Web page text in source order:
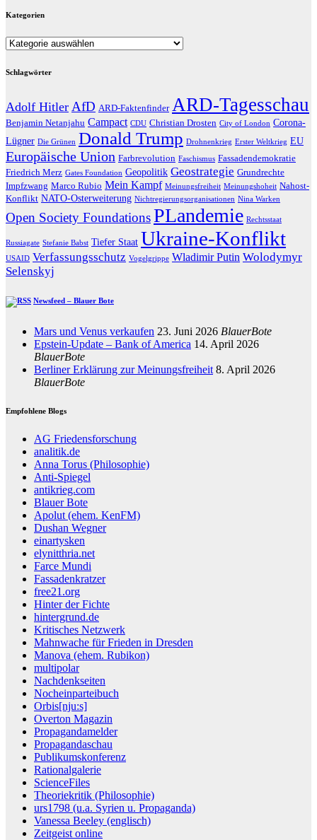
Kategorien
Kategorien
Schlagwörter
Adolf Hitler AfD ARD-Faktenfinder ARD-Tagesschau
Benjamin Netanjahu Campact CDU Christian Drosten City of London Corona-
Lügner Die Grünen Donald Trump Drohnenkrieg Erster Weltkrieg EU
Europäische Union Farbrevolution Faschismus Fassadendemokratie
Friedrich Merz Gates Foundation Geopolitik Geostrategie Grundrechte
Impfzwang Marco Rubio Mein Kampf Meinungsfreiheit Meinungshoheit Nahost-
Konflikt NATO-Osterweiterung Nichtregierungsorganisationen Nina Warken
Open Society FoundationsPLandemie Rechtsstaat
Russiagate Stefanie Babst Tiefer Staat Ukraine-Konflikt
USAID Verfassungsschutz Vogelgrippe Wladimir Putin Wolodymyr
Selenskyj
Newsfeed – Blauer Bote
Mars und Venus verkaufen 23. Juni 2026 BlauerBote
Epstein-Update – Bank of America 14. April 2026
BlauerBote
Berliner Erklärung zur Meinungsfreiheit 8. April 2026
BlauerBote
Empfohlene Blogs
AG Friedensforschung
analitik.de
Anna Torus (Philosophie)
Anti-Spiegel
antikrieg.com
Blauer Bote
Apolut (ehem. KenFM)
Dushan Wegner
einartysken
elynitthria.net
Farce Mundi
Fassadenkratzer
free21.org
Hinter der Fichte
hintergrund.de
Kritisches Netzwerk
Mahnwache für Frieden in Dresden
Manova (ehem. Rubikon)
multipolar
Nachdenkseiten
Nocheinparteibuch
Orbis[nju:s]
Overton Magazin
Propagandamelder
Propagandaschau
Publikumskonferenz
Rationalgalerie
ScienceFiles
Theoriekritik (Philosophie)
urs1798 (u.a. Syrien u. Propaganda)
Vanessa Beeley (englisch)
Zeitgeist online